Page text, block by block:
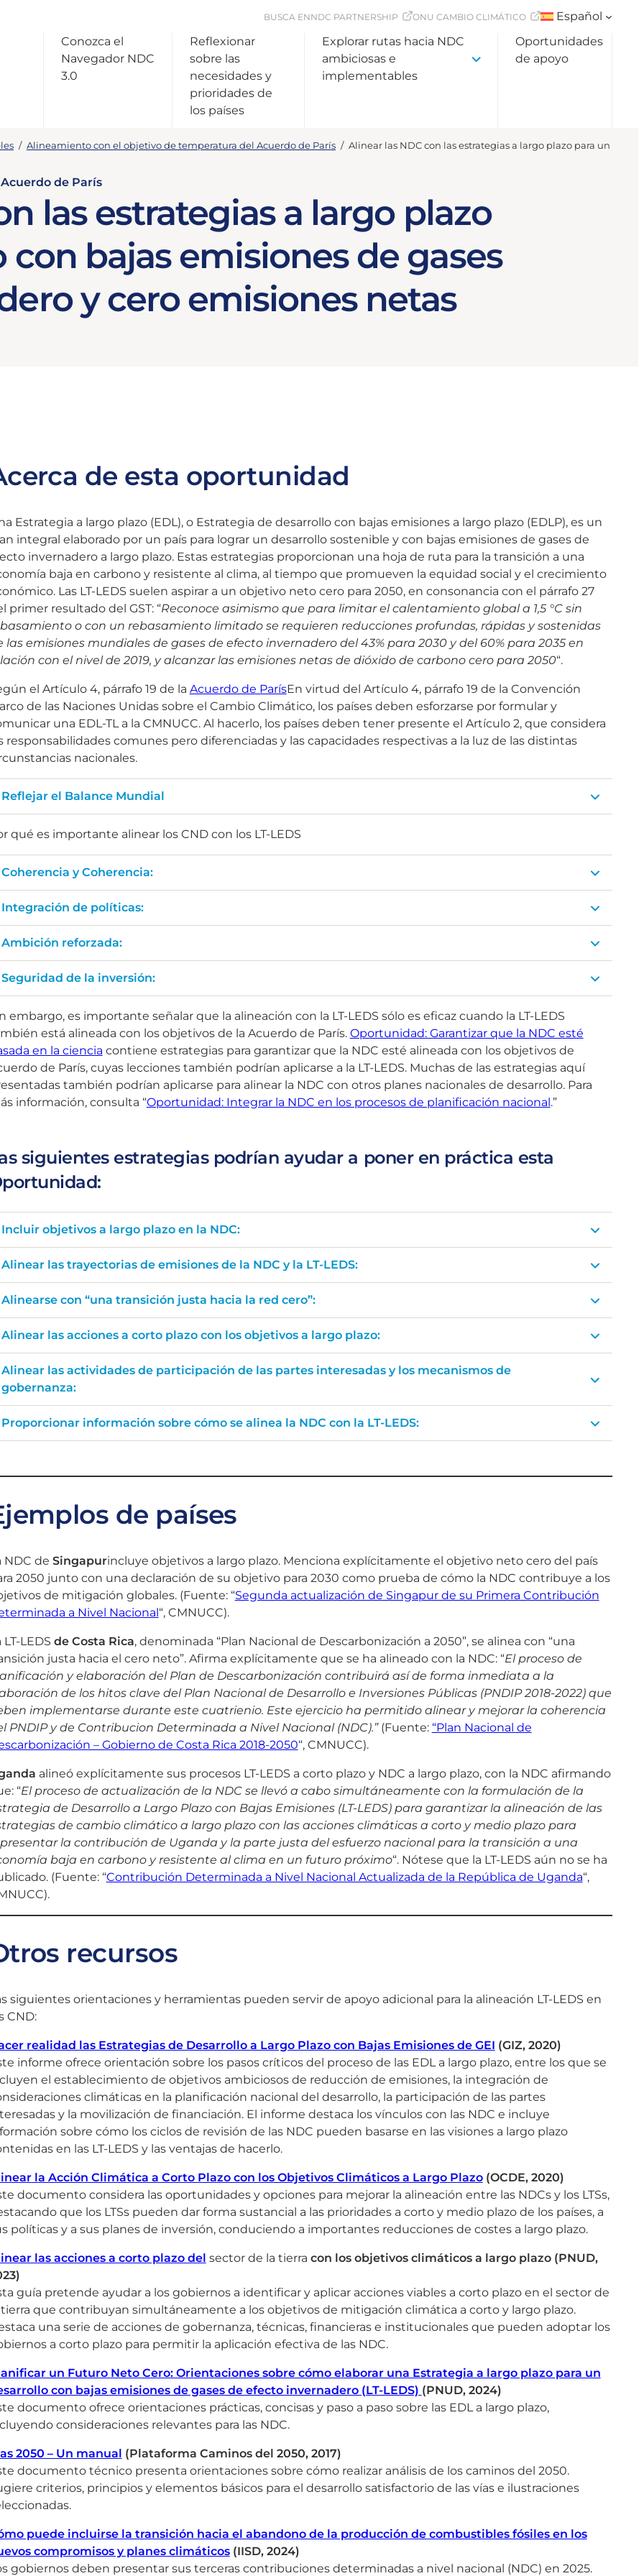
BUSCA ENNDC PARTNERSHIP ONU CAMBIO CLIMÁTICO
Español
Conozca el
Navegador NDC
3.0
Reflexionar
sobre las
necesidades y
prioridades de
los países
Explorar rutas hacia NDC
ambiciosas e
implementables
Oportunidades
de apoyo
/ Alineamiento con el objetivo de temperatura del Acuerdo de París / Alinear las NDC con las estrategias a largo plazo para un
de París
las estrategias a largo plazo
con bajas emisiones de gases
y cero emisiones netas
de esta oportunidad
Estrategia a largo plazo (EDL), o Estrategia de desarrollo con bajas emisiones a largo plazo (EDLP), es un
integral elaborado por un país para lograr un desarrollo sostenible y con bajas emisiones de gases de
invernadero a largo plazo. Estas estrategias proporcionan una hoja de ruta para la transición a una
baja en carbono y resistente al clima, al tiempo que promueven la equidad social y el crecimiento
Las LT-LEDS suelen aspirar a un objetivo neto cero para 2050, en consonancia con el párrafo 27
primer resultado del GST: “Reconoce asimismo que para limitar el calentamiento global a 1,5 °C sin
o con un rebasamiento limitado se requieren reducciones profundas, rápidas y sostenidas
las emisiones mundiales de gases de efecto invernadero del 43% para 2030 y del 60% para 2035 en
con el nivel de 2019, y alcanzar las emisiones netas de dióxido de carbono cero para 2050“.
el Artículo 4, párrafo 19 de la Acuerdo de ParísEn virtud del Artículo 4, párrafo 19 de la Convención
de las Naciones Unidas sobre el Cambio Climático, los países deben esforzarse por formular y
una EDL-TL a la CMNUCC. Al hacerlo, los países deben tener presente el Artículo 2, que considera
responsabilidades comunes pero diferenciadas y las capacidades respectivas a la luz de las distintas
nacionales.
Reflejar el Balance Mundial
qué es importante alinear los CND con los LT-LEDS
Coherencia y Coherencia:
Integración de políticas:
Ambición reforzada:
Seguridad de la inversión:
embargo, es importante señalar que la alineación con la LT-LEDS sólo es eficaz cuando la LT-LEDS
está alineada con los objetivos de la Acuerdo de París. Oportunidad: Garantizar que la NDC esté
en la ciencia contiene estrategias para garantizar que la NDC esté alineada con los objetivos de
de París, cuyas lecciones también podrían aplicarse a la LT-LEDS. Muchas de las estrategias aquí
también podrían aplicarse para alinear la NDC con otros planes nacionales de desarrollo. Para
información, consulta “Oportunidad: Integrar la NDC en los procesos de planificación nacional.”
siguientes estrategias podrían ayudar a poner en práctica esta
Incluir objetivos a largo plazo en la NDC:
Alinear las trayectorias de emisiones de la NDC y la LT-LEDS:
Alinearse con “una transición justa hacia la red cero”:
Alinear las acciones a corto plazo con los objetivos a largo plazo:
Alinear las actividades de participación de las partes interesadas y los mecanismos de
gobernanza:
Proporcionar información sobre cómo se alinea la NDC con la LT-LEDS:
de países
NDC de Singapurincluye objetivos a largo plazo. Menciona explícitamente el objetivo neto cero del país
2050 junto con una declaración de su objetivo para 2030 como prueba de cómo la NDC contribuye a los
de mitigación globales. (Fuente: “Segunda actualización de Singapur de su Primera Contribución
a Nivel Nacional“, CMNUCC).
LT-LEDS de Costa Rica, denominada “Plan Nacional de Descarbonización a 2050”, se alinea con “una
justa hacia el cero neto”. Afirma explícitamente que se ha alineado con la NDC: “El proceso de
y elaboración del Plan de Descarbonización contribuirá así de forma inmediata a la
de los hitos clave del Plan Nacional de Desarrollo e Inversiones Públicas (PNDIP 2018-2022) que
implementarse durante este cuatrienio. Este ejercicio ha permitido alinear y mejorar la coherencia
PNDIP y de Contribucion Determinada a Nivel Nacional (NDC).” (Fuente: “Plan Nacional de
– Gobierno de Costa Rica 2018-2050“, CMNUCC).
alineó explícitamente sus procesos LT-LEDS a corto plazo y NDC a largo plazo, con la NDC afirmando
“El proceso de actualización de la NDC se llevó a cabo simultáneamente con la formulación de la
de Desarrollo a Largo Plazo con Bajas Emisiones (LT-LEDS) para garantizar la alineación de las
de cambio climático a largo plazo con las acciones climáticas a corto y medio plazo para
la contribución de Uganda y la parte justa del esfuerzo nacional para la transición a una
baja en carbono y resistente al clima en un futuro próximo“. Nótese que la LT-LEDS aún no se ha
(Fuente: “Contribución Determinada a Nivel Nacional Actualizada de la República de Uganda“,
recursos
siguientes orientaciones y herramientas pueden servir de apoyo adicional para la alineación LT-LEDS en
CND:
realidad las Estrategias de Desarrollo a Largo Plazo con Bajas Emisiones de GEI (GIZ, 2020)
informe ofrece orientación sobre los pasos críticos del proceso de las EDL a largo plazo, entre los que se
el establecimiento de objetivos ambiciosos de reducción de emisiones, la integración de
climáticas en la planificación nacional del desarrollo, la participación de las partes
y la movilización de financiación. El informe destaca los vínculos con las NDC e incluye
sobre cómo los ciclos de revisión de las NDC pueden basarse en las visiones a largo plazo
en las LT-LEDS y las ventajas de hacerlo.
la Acción Climática a Corto Plazo con los Objetivos Climáticos a Largo Plazo(OCDE, 2020)
documento considera las oportunidades y opciones para mejorar la alineación entre las NDCs y los LTSs,
que los LTSs pueden dar forma sustancial a las prioridades a corto y medio plazo de los países, a
políticas y a sus planes de inversión, conduciendo a importantes reducciones de costes a largo plazo.
las acciones a corto plazo del sector de la tierra con los objetivos climáticos a largo plazo (PNUD,
guía pretende ayudar a los gobiernos a identificar y aplicar acciones viables a corto plazo en el sector de
tierra que contribuyan simultáneamente a los objetivos de mitigación climática a corto y largo plazo.
una serie de acciones de gobernanza, técnicas, financieras e institucionales que pueden adoptar los
a corto plazo para permitir la aplicación efectiva de las NDC.
un Futuro Neto Cero: Orientaciones sobre cómo elaborar una Estrategia a largo plazo para un
con bajas emisiones de gases de efecto invernadero (LT-LEDS) (PNUD, 2024)
documento ofrece orientaciones prácticas, concisas y paso a paso sobre las EDL a largo plazo,
consideraciones relevantes para las NDC.
2050 – Un manual (Plataforma Caminos del 2050, 2017)
documento técnico presenta orientaciones sobre cómo realizar análisis de los caminos del 2050.
criterios, principios y elementos básicos para el desarrollo satisfactorio de las vías e ilustraciones
puede incluirse la transición hacia el abandono de la producción de combustibles fósiles en los
compromisos y planes climáticos(IISD, 2024)
gobiernos deben presentar sus terceras contribuciones determinadas a nivel nacional (NDC) en 2025.